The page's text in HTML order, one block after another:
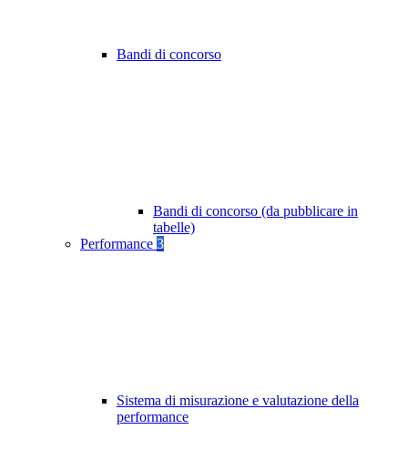
Bandi di concorso
Bandi di concorso (da pubblicare in
tabelle)
Performance 3
Sistema di misurazione e valutazione della
performance